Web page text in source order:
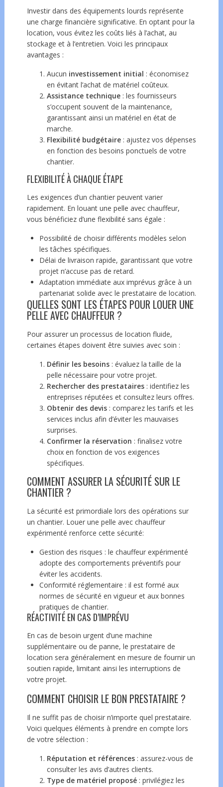
Investir dans des équipements lourds représente
une charge financière significative. En optant pour la
location, vous évitez les coûts liés à l’achat, au
stockage et à l’entretien. Voici les principaux
avantages :
Aucun investissement initial : économisez
en évitant l’achat de matériel coûteux.
Assistance technique: les fournisseurs
s’occupent souvent de la maintenance,
garantissant ainsi un matériel en état de
marche.
Flexibilité budgétaire: ajustez vos dépenses
en fonction des besoins ponctuels de votre
chantier.
FLEXIBILITÉ À CHAQUE ÉTAPE
Les exigences d’un chantier peuvent varier
rapidement. En louant une pelle avec chauffeur,
vous bénéficiez d’une flexibilité sans égale :
Possibilité de choisir différents modèles selon
les tâches spécifiques.
Délai de livraison rapide, garantissant que votre
projet n’accuse pas de retard.
Adaptation immédiate aux imprévus grâce à un
partenariat solide avec le prestataire de location.
QUELLES SONT LES ÉTAPES POUR LOUER UNE
PELLE AVEC CHAUFFEUR ?
Pour assurer un processus de location fluide,
certaines étapes doivent être suivies avec soin :
Définir les besoins: évaluez la taille de la
pelle nécessaire pour votre projet.
Rechercher des prestataires: identifiez les
entreprises réputées et consultez leurs offres.
Obtenir des devis: comparez les tarifs et les
services inclus afin d’éviter les mauvaises
surprises.
Confirmer la réservation : finalisez votre
choix en fonction de vos exigences
spécifiques.
COMMENT ASSURER LA SÉCURITÉ SUR LE
CHANTIER ?
La sécurité est primordiale lors des opérations sur
un chantier. Louer une pelle avec chauffeur
expérimenté renforce cette sécurité:
Gestion des risques : le chauffeur expérimenté
adopte des comportements préventifs pour
éviter les accidents.
Conformité réglementaire : il est formé aux
normes de sécurité en vigueur et aux bonnes
pratiques de chantier.
RÉACTIVITÉ EN CAS D’IMPRÉVU
En cas de besoin urgent d’une machine
supplémentaire ou de panne, le prestataire de
location sera généralement en mesure de fournir un
soutien rapide, limitant ainsi les interruptions de
votre projet.
COMMENT CHOISIR LE BON PRESTATAIRE ?
Il ne suffit pas de choisir n’importe quel prestataire.
Voici quelques éléments à prendre en compte lors
de votre sélection :
Réputation et références: assurez-vous de
consulter les avis d’autres clients.
Type de matériel proposé: privilégiez les